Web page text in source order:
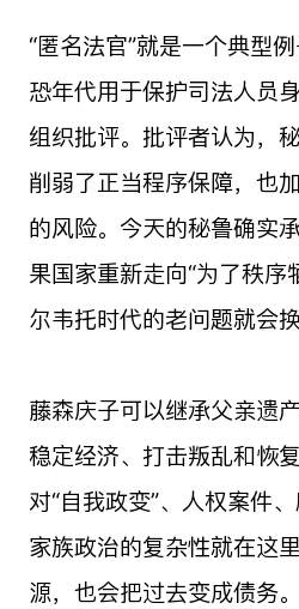
“匿名法官”就是一个典型
恐年代用于保护司法人员
组织批评。批评者认为，
削弱了正当程序保障，也
的风险。今天的秘鲁确实
果国家重新走向“为了秩序
尔韦托时代的老问题就会
藤森庆子可以继承父亲遗
稳定经济、打击叛乱和恢
对“自我政变”、人权案件
家族政治的复杂性就在这
源，也会把过去变成债务。